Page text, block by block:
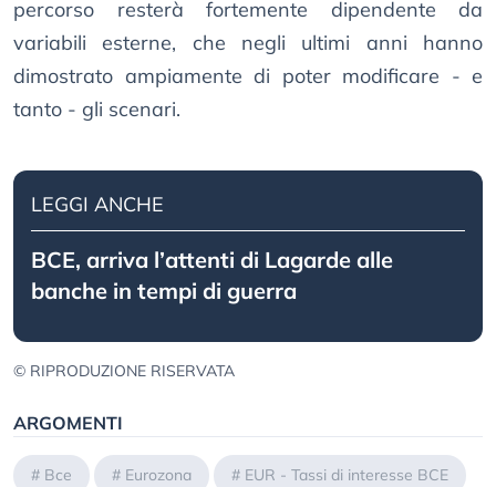
percorso resterà fortemente dipendente da
variabili esterne, che negli ultimi anni hanno
dimostrato ampiamente di poter modificare - e
tanto - gli scenari.
LEGGI ANCHE
BCE, arriva l’attenti di Lagarde alle
banche in tempi di guerra
© RIPRODUZIONE RISERVATA
ARGOMENTI
# Bce # Eurozona # EUR - Tassi di interesse BCE